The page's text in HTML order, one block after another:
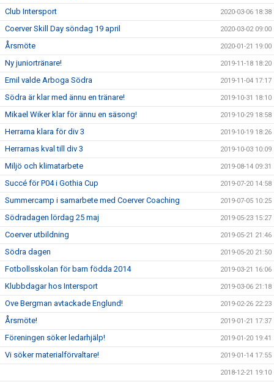
Club Intersport 2020-03-06 18:38
Coerver Skill Day söndag 19 april 2020-03-02 09:00
Årsmöte 2020-01-21 19:00
Ny juniortränare! 2019-11-18 18:20
Emil valde Arboga Södra 2019-11-04 17:17
Södra är klar med ännu en tränare! 2019-10-31 18:10
Mikael Wiker klar för ännu en säsong! 2019-10-29 18:58
Herrarna klara för div 3 2019-10-19 18:26
Herrarnas kval till div 3 2019-10-03 10:09
Miljö och klimatarbete 2019-08-14 09:31
Succé för P04 i Gothia Cup 2019-07-20 14:58
Summercamp i samarbete med Coerver Coaching 2019-07-05 10:25
Södradagen lördag 25 maj 2019-05-23 15:27
Coerver utbildning 2019-05-21 21:46
Södra dagen 2019-05-20 21:50
Fotbollsskolan för barn födda 2014 2019-03-21 16:06
Klubbdagar hos Intersport 2019-03-06 21:18
Ove Bergman avtackade Englund! 2019-02-26 22:23
Årsmöte! 2019-01-21 17:37
Föreningen söker ledarhjälp! 2019-01-20 19:41
Vi söker materialförvaltare! 2019-01-14 17:55
2018-12-21 19:10